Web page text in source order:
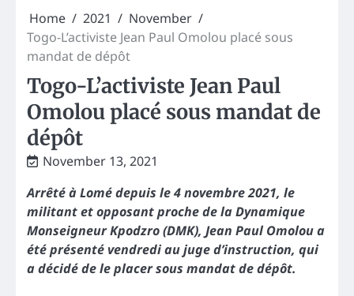
Home 2021
November
Togo-L’activiste Jean Paul Omolou placé sous
mandat de dépôt
Togo-L’activiste Jean Paul
Omolou placé sous mandat de
dépôt
November 13, 2021
Arrêté à Lomé depuis le 4 novembre 2021, le
militant et opposant proche de la Dynamique
Monseigneur Kpodzro (DMK), Jean Paul Omolou a
été présenté vendredi au juge d’instruction, qui
a décidé de le placer sous mandat de dépôt.